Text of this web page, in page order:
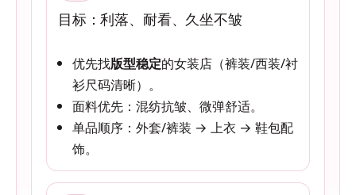
目标：利落、耐看、久坐不皱
优先找版型稳定的女装店（裤装/西装/衬
衫尺码清晰）。
面料优先：混纺抗皱、微弹舒适。
单品顺序：外套/裤装 → 上衣 → 鞋包配
饰。